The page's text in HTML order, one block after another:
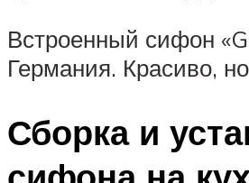
Встроенный сифон
Германия. Красиво,
Сборка и